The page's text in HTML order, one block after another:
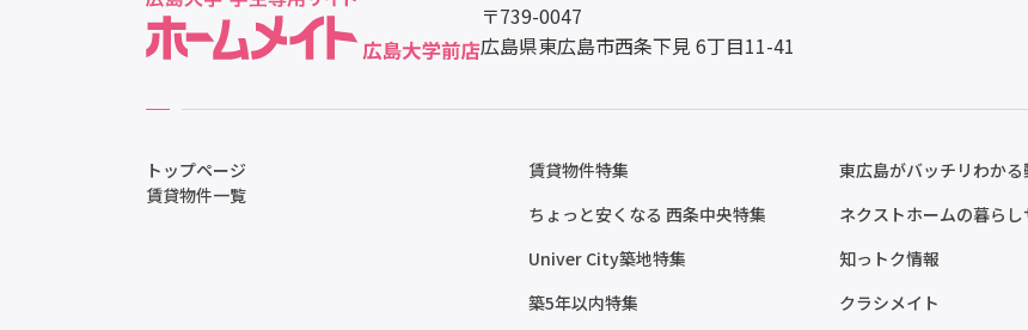
〒739-0047
広島県東広島市西条下見 6丁目11-41
トップページ
賃貸物件一覧
賃貸物件特集
ちょっと安くなる 西条中央特集
Univer City築地特集
築5年以内特集
東広島がバッチリわかる
ネクストホームの暮らし
知っトク情報
クラシメイト